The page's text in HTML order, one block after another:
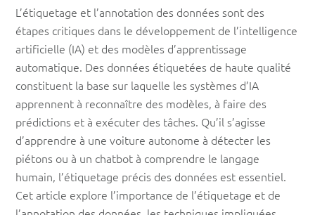
Étiquetage
et
annotation
des
données
pour
l’IA
:
L’étiquetage et l’annotation des données sont des
étapes critiques dans le développement de l’intelligence
artificielle (IA) et des modèles d’apprentissage
automatique. Des données étiquetées de haute qualité
constituent la base sur laquelle les systèmes d’IA
apprennent à reconnaître des modèles, à faire des
prédictions et à exécuter des tâches. Qu’il s’agisse
d’apprendre à une voiture autonome à détecter les
piétons ou à un chatbot à comprendre le langage
humain, l’étiquetage précis des données est essentiel.
Cet article explore l’importance de l’étiquetage et de